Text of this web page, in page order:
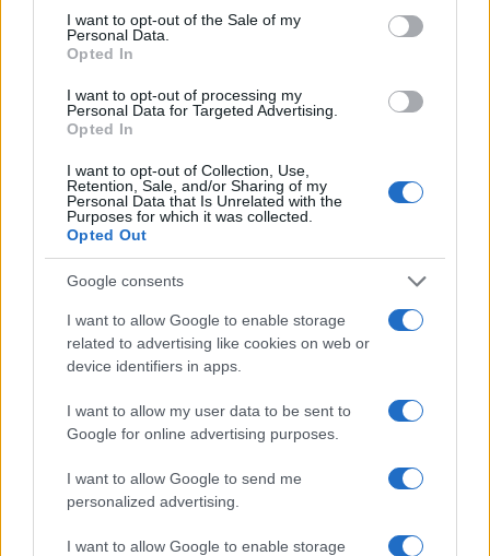
consent section.
I want to opt-out of the Sale of my
Personal Data.
Opted In
I want to opt-out of processing my
Personal Data for Targeted Advertising.
Opted In
I want to opt-out of Collection, Use,
Retention, Sale, and/or Sharing of my
Personal Data that Is Unrelated with the
Purposes for which it was collected.
Opted Out
Google consents
I want to allow Google to enable storage
related to advertising like cookies on web or
device identifiers in apps.
I want to allow my user data to be sent to
Google for online advertising purposes.
I want to allow Google to send me
personalized advertising.
I want to allow Google to enable storage
HELLENiQ ENERGY: Κέρδη 393 εκατ. ευρώ στο α' εξάμηνο –
Στα 734 εκατ. ευρώ τα EBITDA
Viohalco: Αυξημένος κατά
εξάμηνο, στα 4,3 δισ. ευρώ
– Στα 446 εκατ. ευρώ τα
EBITDA
ΥΠΕΘΟΟ: Νέες επενδύσεις
Η συμφωνία Arval-Athlon αναδιαμορφώνει την αγορά leasing